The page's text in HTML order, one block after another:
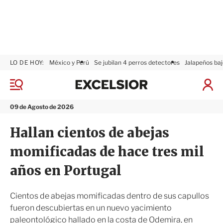
M
n
09 de Agosto de 2026
LO DE HOY: México y Perú Se jubilan 4 perros detectores Jalapeños
I
ó
x
i
r
Hallan cientos de abejas
momificadas de hace tres mil
años en Portugal
Cientos de abejas momificadas dentro de sus capullos
fueron descubiertas en un nuevo yacimiento
paleontológico hallado en la costa de Odemira, en